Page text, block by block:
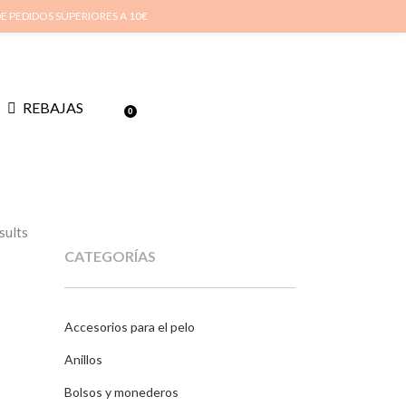
Cuidado de tus joyas
REBAJAS 0
CATEGORÍAS
Accesorios para el pelo
Anillos
Bolsos y monederos
PEDIDOS SUPERIORES A 10€